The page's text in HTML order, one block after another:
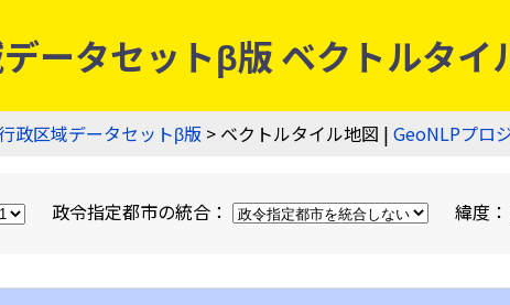
ータセットβ版 ベクトルタ
政区域データセットβ版 > ベクトルタイル地図 | GeoNLPプロ
政令指定都市の統合： 緯度：